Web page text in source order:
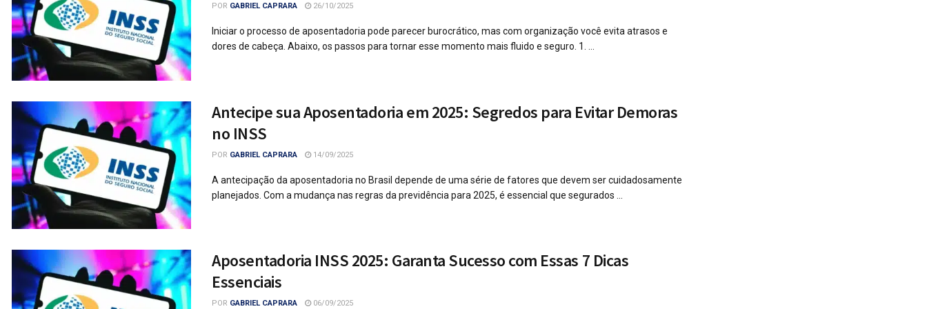
POR GABRIEL CAPRARA 26/10/2025
Iniciar o processo de aposentadoria pode parecer burocrático, mas com organização você evita atrasos e
dores de cabeça. Abaixo, os passos para tornar esse momento mais fluido e seguro. 1. ...
Antecipe sua Aposentadoria em 2025: Segredos para Evitar Demoras
no INSS
POR GABRIEL CAPRARA 14/09/2025
A antecipação da aposentadoria no Brasil depende de uma série de fatores que devem ser cuidadosamente
planejados. Com a mudança nas regras da previdência para 2025, é essencial que segurados ...
Aposentadoria INSS 2025: Garanta Sucesso com Essas 7 Dicas
Essenciais
POR GABRIEL CAPRARA 06/09/2025